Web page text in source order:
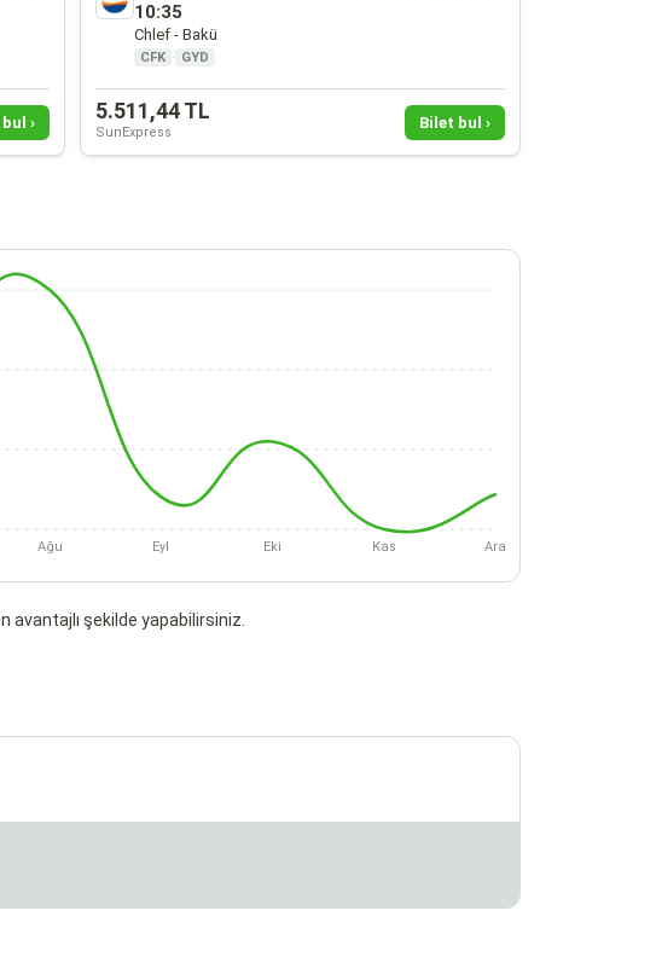
›
10:35
Chlef - Bakü
CFK · GYD
5.511,44 TL
SunExpress
Bilet bul ›
Ağu Eyl Eki Kas Ara
avantajlı şekilde yapabilirsiniz.